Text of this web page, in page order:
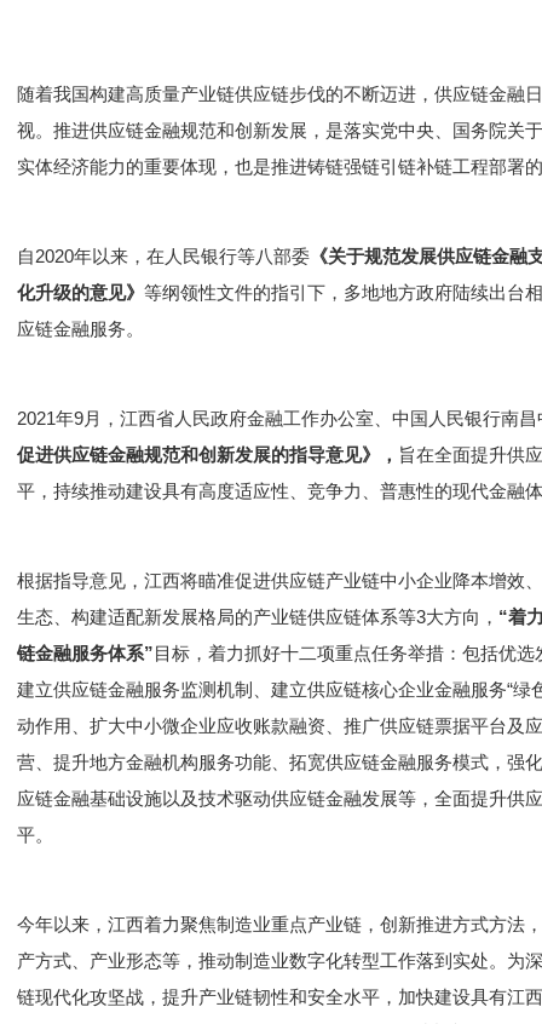
随着我国构建高质量产业链供应链步伐的不断迈进，供应链金融
视。推进供应链金融规范和创新发展，是落实党中央、国务院关
实体经济能力的重要体现，也是推进铸链强链引链补链工程部署
自2020年以来，在人民银行等八部委 《关于规范发展供应链金融
化升级的意见》等纲领性文件的指引下，多地地方政府陆续出台
应链金融服务。
2021年9月，江西省人民政府金融工作办公室、中国人民银行南
促进供应链金融规范和创新发展的指导意见》， 旨在全面提升供
平，持续推动建设具有高度适应性、竞争力、普惠性的现代金融
根据指导意见，江西将瞄准促进供应链产业链中小企业降本增效
生态、构建适配新发展格局的产业链供应链体系等3大方向， “着
链金融服务体系”目标，着力抓好十二项重点任务举措：包括优
建立供应链金融服务监测机制、建立供应链核心企业金融服务“绿
动作用、扩大中小微企业应收账款融资、推广供应链票据平台及
营、提升地方金融机构服务功能、拓宽供应链金融服务模式，强
应链金融基础设施以及技术驱动供应链金融发展等，全面提升供
平。
今年以来，江西着力聚焦制造业重点产业链，创新推进方式方法
产方式、产业形态等，推动制造业数字化转型工作落到实处。为
链现代化攻坚战，提升产业链韧性和安全水平，加快建设具有江